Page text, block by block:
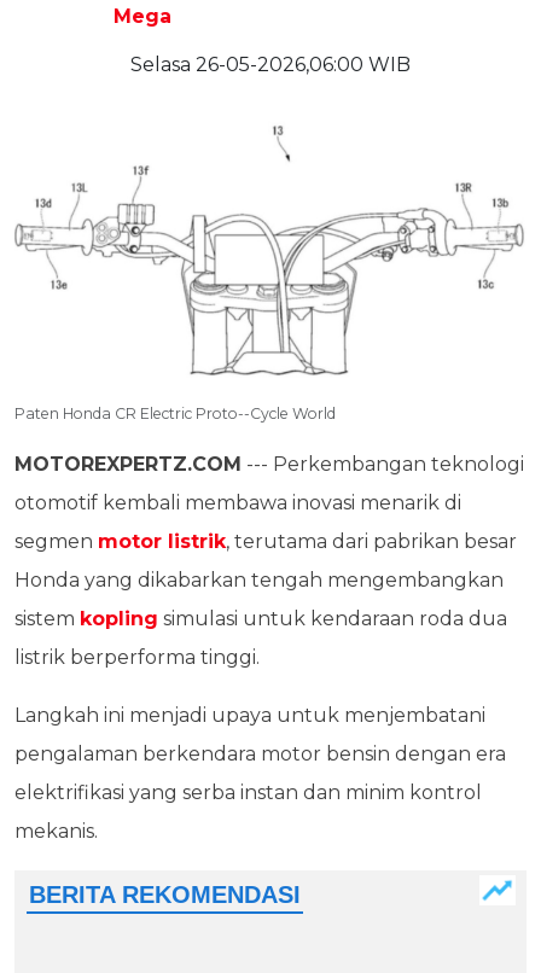
Mega
Selasa 26-05-2026,06:00 WIB
Paten Honda CR Electric Proto--Cycle World
MOTOREXPERTZ.COM --- Perkembangan teknologi
otomotif kembali membawa inovasi menarik di
segmen motor listrik, terutama dari pabrikan besar
Honda yang dikabarkan tengah mengembangkan
sistem kopling simulasi untuk kendaraan roda dua
listrik berperforma tinggi.
Langkah ini menjadi upaya untuk menjembatani
pengalaman berkendara motor bensin dengan era
elektrifikasi yang serba instan dan minim kontrol
mekanis.